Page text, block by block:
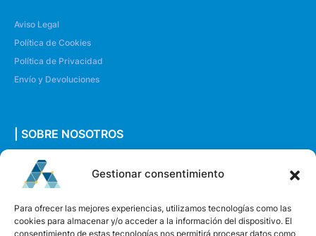
Gestionar consentimiento
Para ofrecer las mejores experiencias, utilizamos tecnologías como las
cookies para almacenar y/o acceder a la información del dispositivo. El
consentimiento de estas tecnologías nos permitirá procesar datos como
Aviso Legal
Política de Cookies
Política de Privacidad
Envío y Devoluciones
| SOBRE NOSOTROS
Quiénes somos
Envíanos un mensaje